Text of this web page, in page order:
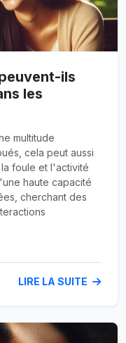
ils
les
multitude
cela peut aussi
foule et l'activité
haute capacité
cherchant des
LIRE LA SUITE